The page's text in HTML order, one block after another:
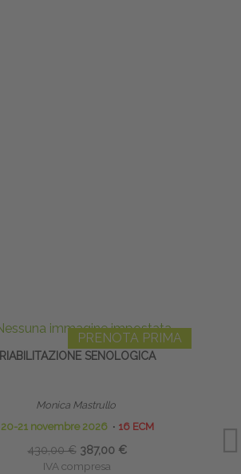
PRENOTA PRIMA
RIABILITAZIONE SENOLOGICA
Monica Mastrullo
20-21 novembre 2026 ∙ 16 ECM
430,00 € 387,00 €
IVA compresa